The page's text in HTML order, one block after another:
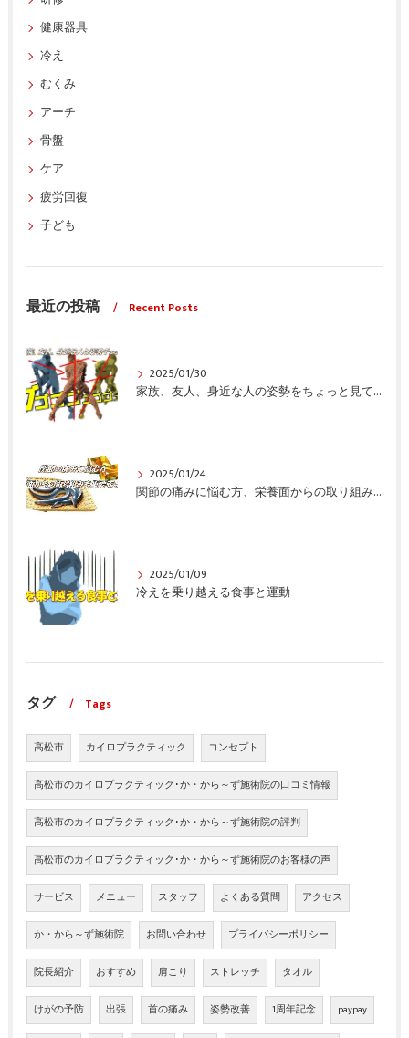
健康器具
冷え
むくみ
アーチ
骨盤
ケア
疲労回復
子ども
最近の投稿 Recent Posts
2025/01/30
家族、友人、身近な人の姿勢をちょっと見てみませんか？
2025/01/24
関節の痛みに悩む方、栄養面からの取り組みも重要ですよ！
2025/01/09
冷えを乗り越える食事と運動
タグ Tags
高松市 カイロプラクティック コンセプト
高松市のカイロプラクティック･か・から～ず施術院の口コミ情報
高松市のカイロプラクティック･か・から～ず施術院の評判
高松市のカイロプラクティック･か・から～ず施術院のお客様の声
サービス メニュー スタッフ よくある質問 アクセス
か・から～ず施術院 お問い合わせ プライバシーポリシー
院長紹介 おすすめ 肩こり ストレッチ タオル
けがの予防 出張 首の痛み 姿勢改善 1周年記念 paypay